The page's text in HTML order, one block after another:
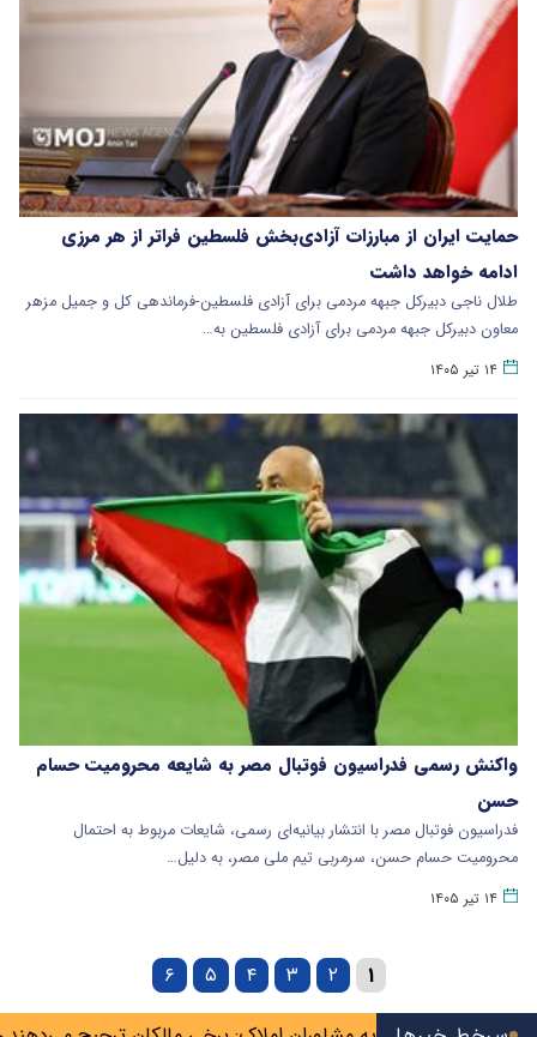
حمایت ایران از مبارزات آزادی‌بخش فلسطین فراتر از هر مرزی
ادامه خواهد داشت
طلال ناجی دبیرکل جبهه مردمی برای آزادی فلسطین-فرماندهی کل و جمیل مزهر
معاون دبیرکل جبهه مردمی برای آزادی فلسطین به…
۱۴ تیر ۱۴۰۵
واکنش رسمی فدراسیون فوتبال مصر به شایعه محرومیت حسام
حسن
فدراسیون فوتبال مصر با انتشار بیانیه‌ای رسمی، شایعات مربوط به احتمال
محرومیت حسام حسن، سرمربی تیم ملی مصر، به دلیل…
۱۴ تیر ۱۴۰۵
۱ ۲ ۳ ۴ ۵ ۶